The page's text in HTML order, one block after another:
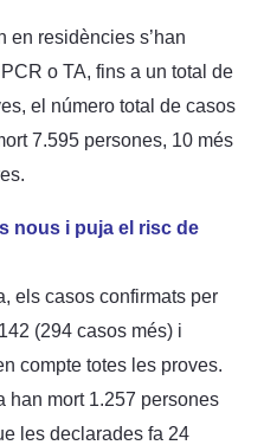
en residències s’han
o TA, fins a un total de
el número total de casos
7.595 persones, 10 més
nous i puja el risc de
els casos confirmats per
(294 casos més) i
compte totes les proves.
han mort 1.257 persones
les declarades fa 24